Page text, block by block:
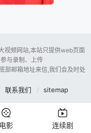
视频网站,本站只提供web页面
与录制、上传
部邮箱地址来信,我们会及时处
联系我们 sitemap
电影 连续剧